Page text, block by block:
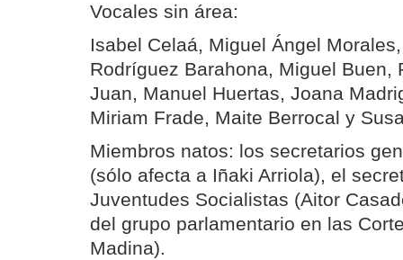
Vocales sin área:
Isabel Celaá, Miguel Ángel
Rodríguez Barahona, Miguel Buen,
Juan, Manuel Huertas, Joana
Miriam Frade, Maite Berrocal y
Miembros natos: los secretarios
(sólo afecta a Iñaki Arriola), el
Juventudes Socialistas (Aitor
del grupo parlamentario en las
Madina).